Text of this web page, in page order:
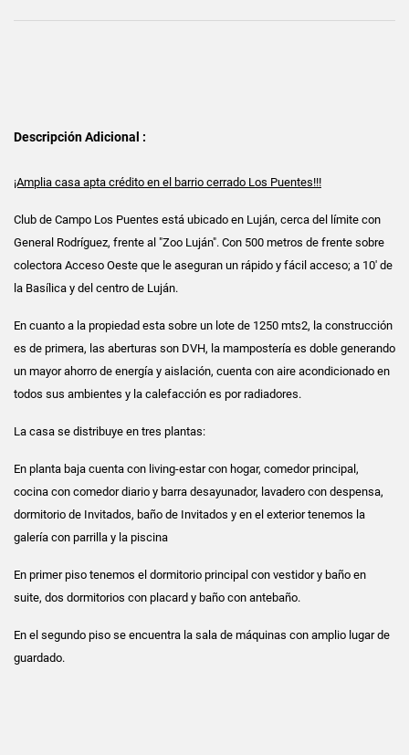
Descripción Adicional :
¡Amplia casa apta crédito en el barrio cerrado Los Puentes!!!
Club de Campo Los Puentes está ubicado en Luján, cerca del límite con
General Rodríguez, frente al "Zoo Luján". Con 500 metros de frente sobre
colectora Acceso Oeste que le aseguran un rápido y fácil acceso; a 10' de
la Basílica y del centro de Luján.
En cuanto a la propiedad esta sobre un lote de 1250 mts2, la construcción
es de primera, las aberturas son DVH, la mampostería es doble generando
un mayor ahorro de energía y aislación, cuenta con aire acondicionado en
todos sus ambientes y la calefacción es por radiadores.
La casa se distribuye en tres plantas:
En planta baja cuenta con living-estar con hogar, comedor principal,
cocina con comedor diario y barra desayunador, lavadero con despensa,
dormitorio de Invitados, baño de Invitados y en el exterior tenemos la
galería con parrilla y la piscina
En primer piso tenemos el dormitorio principal con vestidor y baño en
suite, dos dormitorios con placard y baño con antebaño.
En el segundo piso se encuentra la sala de máquinas con amplio lugar de
guardado.